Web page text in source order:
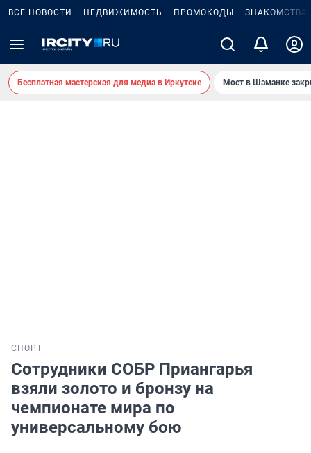
ВСЕ НОВОСТИ НЕДВИЖИМОСТЬ ПРОМОКОДЫ ЗНАКОМСТВА
Бесплатная мастерская для медиа в Иркутске Мост в Шаманке
СПОРТ
Сотрудники СОБР Приангарья
взяли золото и бронзу на
чемпионате мира по
универсальному бою